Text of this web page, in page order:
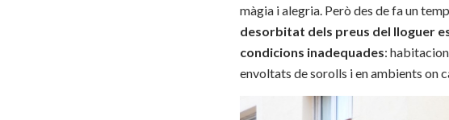
màgia i alegria. Però des de fa un
desorbitat dels preus del lloguer
condicions inadequades:
envoltats de sorolls i en ambients on